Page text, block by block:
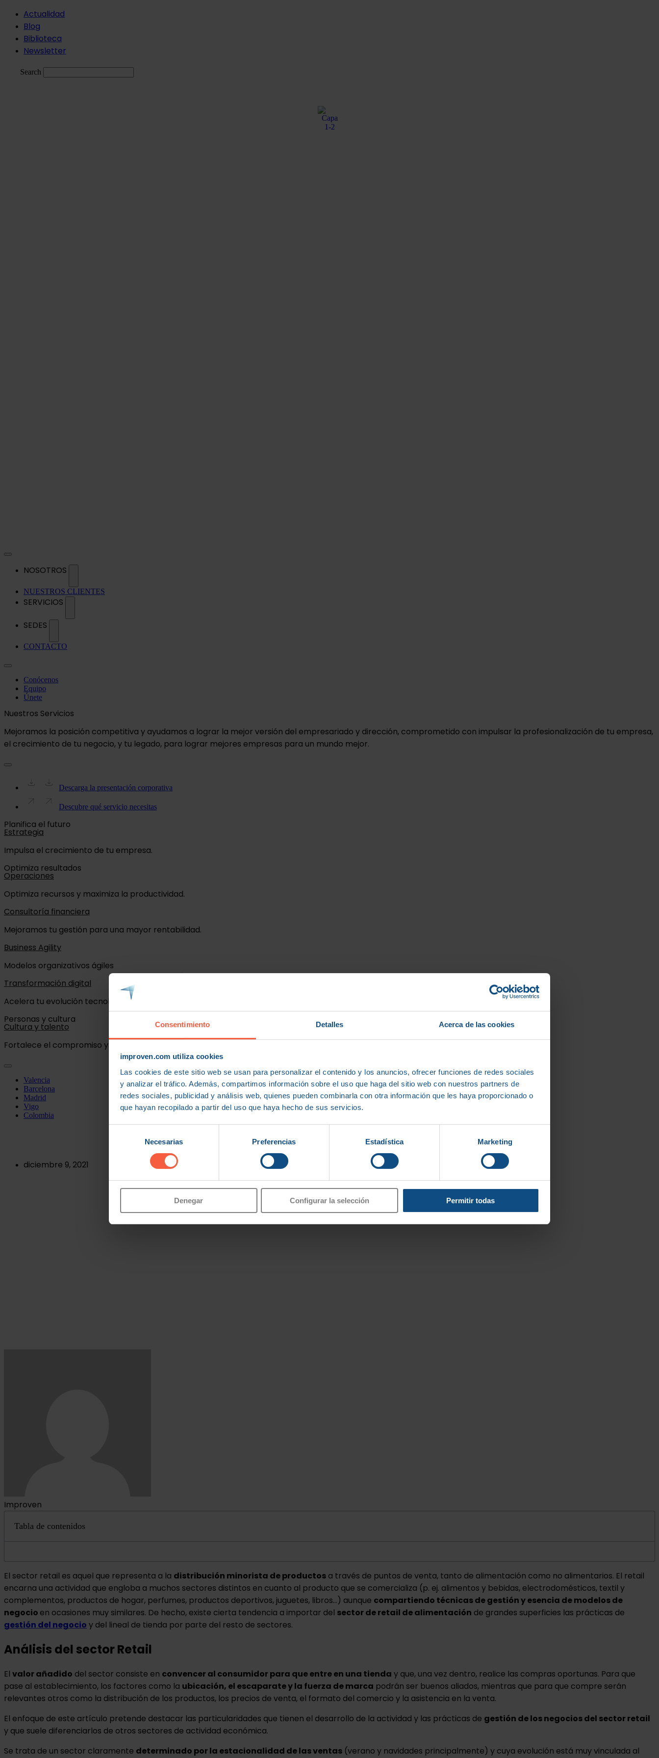
Consentimiento Detalles Acerca de las cookies
improven.com utiliza cookies
Las cookies de este sitio web se usan para personalizar el contenido y los anuncios, ofrecer funciones de redes sociales
y analizar el tráfico. Además, compartimos información sobre el uso que haga del sitio web con nuestros partners de
redes sociales, publicidad y análisis web, quienes pueden combinarla con otra información que les haya proporcionado o
que hayan recopilado a partir del uso que haya hecho de sus servicios.
consentimiento
Necesarias Preferencias Estadística Marketing
Denegar Configurar la selección Permitir todas
contenido
Actualidad
Blog
Biblioteca
Newsletter
Search
NOSOTROS
NUESTROS CLIENTES
SERVICIOS
SEDES
CONTACTO
Conócenos
Equipo
Únete
Nuestros Servicios
Mejoramos la posición competitiva y ayudamos a lograr la mejor versión del empresariado y dirección, comprometido con impulsar la profesionalización de tu empresa,
el crecimiento de tu negocio, y tu legado, para lograr mejores empresas para un mundo mejor.
Descarga la presentación corporativa
Descubre qué servicio necesitas
Planifica el futuro
Estrategia
Impulsa el crecimiento de tu empresa.
Optimiza resultados
Operaciones
Optimiza recursos y maximiza la productividad.
Consultoría financiera
Mejoramos tu gestión para una mayor rentabilidad.
Business Agility
Modelos organizativos ágiles
Transformación digital
Acelera tu evolución tecnológica.
Personas y cultura
Cultura y talento
Fortalece el compromiso y rendimiento de tu equipo.
Valencia
Barcelona
Madrid
Vigo
Colombia
Palancas de competitividad en el sector retail
diciembre 9, 2021
Improven
Tabla de contenidos
El sector retail es aquel que representa a la distribución minorista de productos a través de puntos de venta, tanto de alimentación como no alimentarios. El retail
encarna una actividad que engloba a muchos sectores distintos en cuanto al producto que se comercializa (p. ej. alimentos y bebidas, electrodomésticos, textil y
complementos, productos de hogar, perfumes, productos deportivos, juguetes, libros…) aunque compartiendo técnicas de gestión y esencia de modelos de
negocio en ocasiones muy similares. De hecho, existe cierta tendencia a importar del sector de retail de alimentación de grandes superficies las prácticas de
gestión del negocio y del lineal de tienda por parte del resto de sectores.
Análisis del sector Retail
El valor añadido del sector consiste en convencer al consumidor para que entre en una tienda y que, una vez dentro, realice las compras oportunas. Para que
pase al establecimiento, los factores como la ubicación, el escaparate y la fuerza de marca podrán ser buenos aliados, mientras que para que compre serán
relevantes otros como la distribución de los productos, los precios de venta, el formato del comercio y la asistencia en la venta.
El enfoque de este artículo pretende destacar las particularidades que tienen el desarrollo de la actividad y las prácticas de gestión de los negocios del sector retail
y que suele diferenciarlos de otros sectores de actividad económica.
Se trata de un sector claramente determinado por la estacionalidad de las ventas (verano y navidades principalmente) y cuya evolución está muy vinculada al